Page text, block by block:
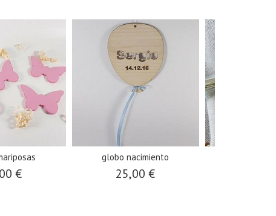
€
globo nacimiento
25,00 €